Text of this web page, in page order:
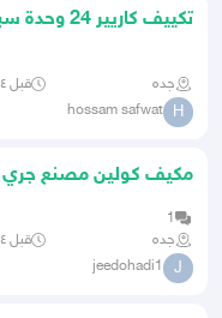
جده قبل ٤ ساعات
H
hossam safwat
1
جده
قبل ٤ ساعات
J
jeedohadi1